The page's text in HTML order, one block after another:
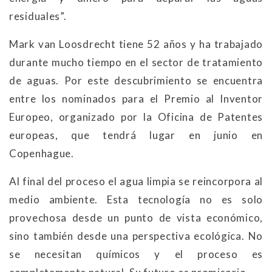
residuales”.
Mark van Loosdrecht tiene 52 años y ha trabajado
durante mucho tiempo en el sector de tratamiento
de aguas. Por este descubrimiento se encuentra
entre los nominados para el Premio al Inventor
Europeo, organizado por la Oficina de Patentes
europeas, que tendrá lugar en junio en
Copenhague.
Al final del proceso el agua limpia se reincorpora al
medio ambiente. Esta tecnología no es solo
provechosa desde un punto de vista económico,
sino también desde una perspectiva ecológica. No
se necesitan químicos y el proceso es